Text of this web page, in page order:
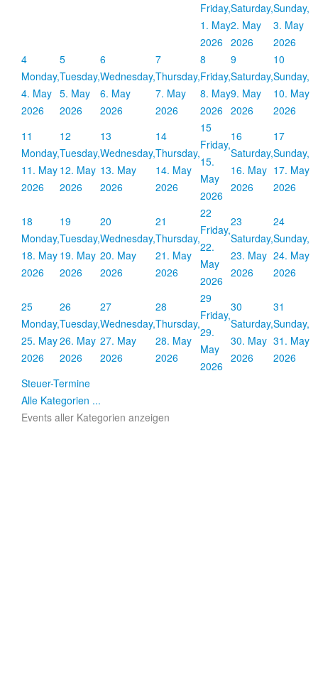
Friday,
1. May
2026
Saturday,
2. May
2026
Sunday,
3. May
2026
4
Monday,
4. May
2026
5
Tuesday,
5. May
2026
6
Wednesday,
6. May
2026
7
Thursday,
7. May
2026
8
Friday,
8. May
2026
9
Saturday,
9. May
2026
10
Sunday,
10. May
2026
11
Monday,
11. May
2026
12
Tuesday,
12. May
2026
13
Wednesday,
13. May
2026
14
Thursday,
14. May
2026
15
Friday,
15.
May
2026
16
Saturday,
16. May
2026
17
Sunday,
17. May
2026
18
Monday,
18. May
2026
19
Tuesday,
19. May
2026
20
Wednesday,
20. May
2026
21
Thursday,
21. May
2026
22
Friday,
22.
May
2026
23
Saturday,
23. May
2026
24
Sunday,
24. May
2026
25
Monday,
25. May
2026
26
Tuesday,
26. May
2026
27
Wednesday,
27. May
2026
28
Thursday,
28. May
2026
29
Friday,
29.
May
2026
30
Saturday,
30. May
2026
31
Sunday,
31. May
2026
Steuer-Termine
Alle Kategorien ...
Events aller Kategorien anzeigen